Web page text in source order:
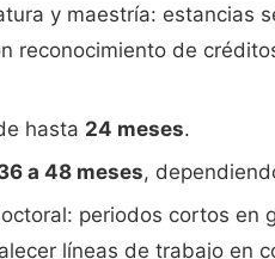
y maestría: estancias
reconocimiento de
hasta 24 meses.
a 48 meses,
periodos cortos en
líneas de trabajo en